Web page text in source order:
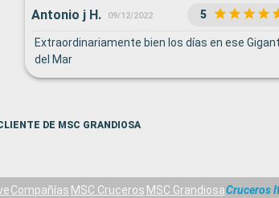
Antonio j H. 09/12/2022 5
Extraordinariamente bien los días en ese
del Mar
DE MSC GRANDIOSA
Compañías MSC Cruceros MSC GrandiosaCruceros